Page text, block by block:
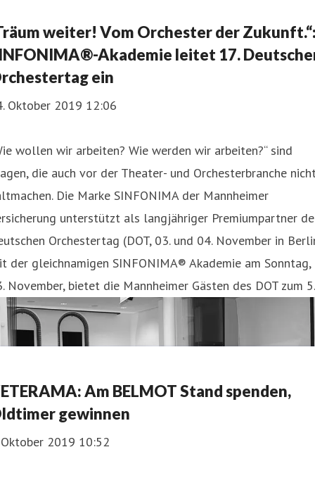
weiter! Vom Orchester der
Akademie leitet 17.
ein
Oktober 2019 12:06
wollen wir arbeiten? Wie werden wir arbeiten?“ sind
die auch vor der Theater- und Orchesterbranche
Die Marke SINFONIMA der Mannheimer
unterstützt als langjähriger Premiumpartner
Orchestertag (DOT, 03. und 04. November in
der gleichnamigen SINFONIMA® Akademie am Sonntag,
November, bietet die Mannheimer Gästen des DOT zum 5.
Am BELMOT Stand spenden,
gewinnen
2019 10:52